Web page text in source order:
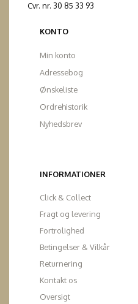
Cvr. nr. 30 85 33 93
KONTO
Min konto
Adressebog
Ønskeliste
Ordrehistorik
Nyhedsbrev
INFORMATIONER
Click & Collect
Fragt og levering
Fortrolighed
Betingelser & Vilkår
Returnering
Kontakt os
Oversigt